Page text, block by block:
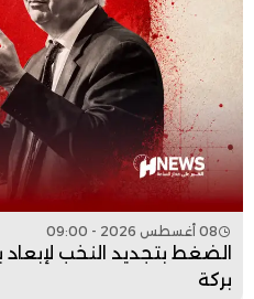
08 أغسطس 2026 - 09:00
الضغط بتجديد النخب لإبعاد
بركة